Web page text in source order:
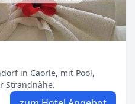
in Caorle, mit Pool,
Strandnähe.